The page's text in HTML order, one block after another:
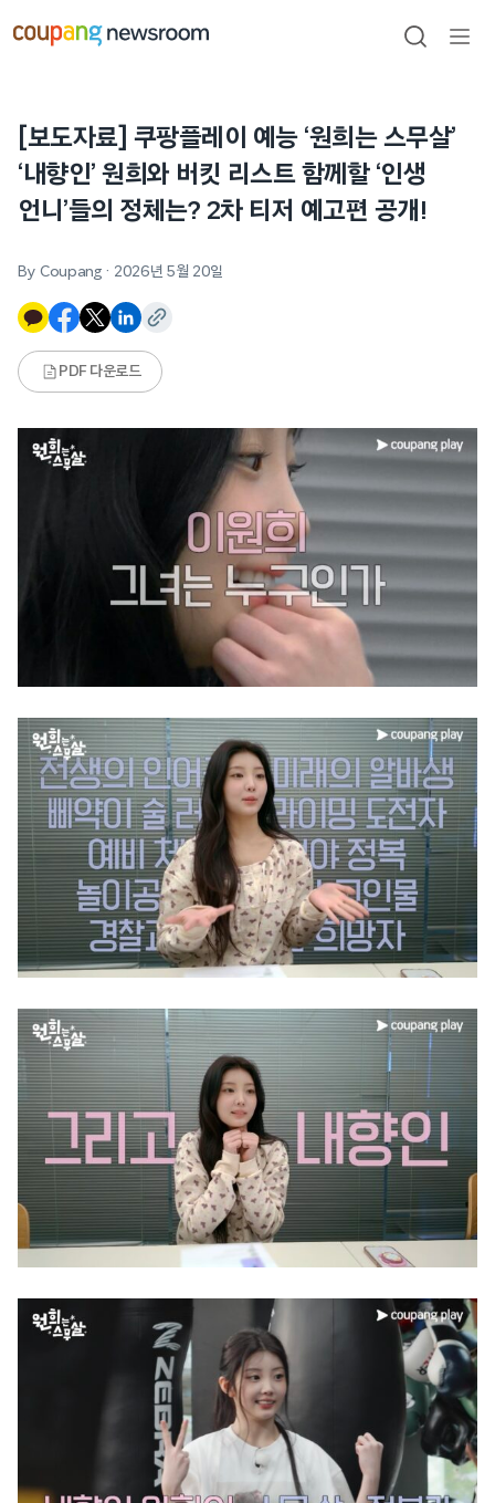
건너뛰기
검색
[보도자료] 쿠팡플레이 예능 ‘원희는 스무살’
‘내향인’ 원희와 버킷 리스트 함께할 ‘인생
언니’들의 정체는? 2차 티저 예고편 공개!
By Coupang · 2026년 5월 20일
PDF 다운로드